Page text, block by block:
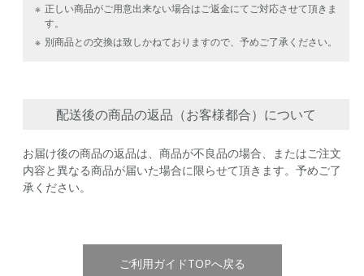
※ 正しい商品がご用意出来ない場合はご返金にてご対応させて頂きま
す。
※ 別商品との交換は致しかねておりますので、予めご了承ください。
配送後の商品の返品（お客様都合）について
お届け後の商品の返品は、商品が不良品の場合、またはご注文
内容と異なる商品が届いた場合に限らせて頂きます。予めご了
承ください。
ご利用ガイドTOPへ戻る